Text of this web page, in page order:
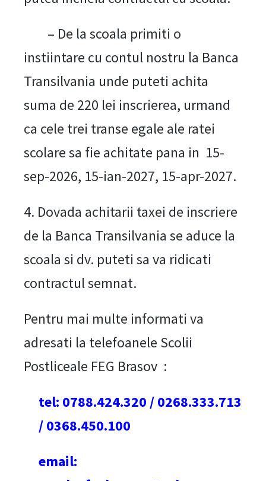
– De la scoala primiti o
instiintare cu contul nostru la Banca
Transilvania unde puteti achita
suma de 220 lei inscrierea, urmand
ca cele trei transe egale ale ratei
scolare sa fie achitate pana in 15-
sep-2026, 15-ian-2027, 15-apr-2027.
4. Dovada achitarii taxei de inscriere
de la Banca Transilvania se aduce la
scoala si dv. puteti sa va ridicati
contractul semnat.
Pentru mai multe informati va
adresati la telefoanele Scolii
Postliceale FEG Brasov :
tel: 0788.424.320 / 0268.333.713
/ 0368.450.100
email: